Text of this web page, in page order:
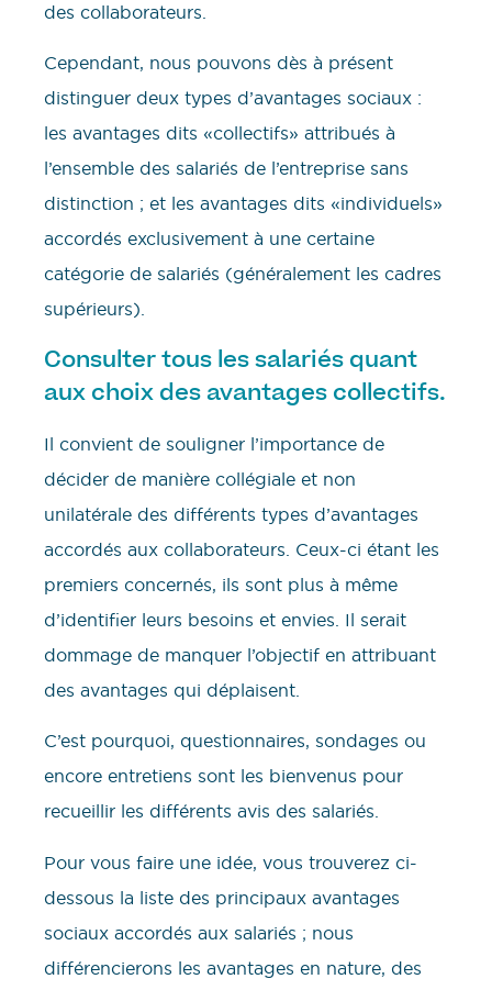
des collaborateurs.
Cependant, nous pouvons dès à présent
distinguer deux types d’avantages sociaux :
les avantages dits «collectifs» attribués à
l’ensemble des salariés de l’entreprise sans
distinction ; et les avantages dits «individuels»
accordés exclusivement à une certaine
catégorie de salariés (généralement les cadres
supérieurs).
Consulter tous les salariés quant
aux choix des avantages collectifs.
Il convient de souligner l’importance de
décider de manière collégiale et non
unilatérale des différents types d’avantages
accordés aux collaborateurs. Ceux-ci étant les
premiers concernés, ils sont plus à même
d’identifier leurs besoins et envies. Il serait
dommage de manquer l’objectif en attribuant
des avantages qui déplaisent.
C’est pourquoi, questionnaires, sondages ou
encore entretiens sont les bienvenus pour
recueillir les différents avis des salariés.
Pour vous faire une idée, vous trouverez ci-
dessous la liste des principaux avantages
sociaux accordés aux salariés ; nous
différencierons les avantages en nature, des